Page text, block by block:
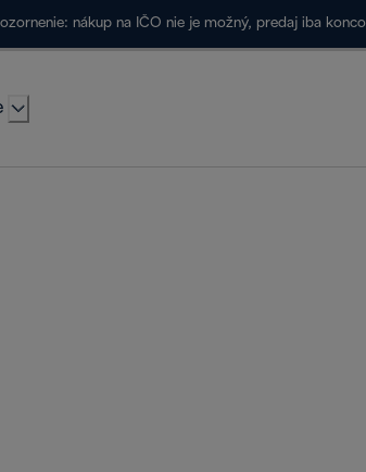
nákup na IČO nie je možný, predaj iba